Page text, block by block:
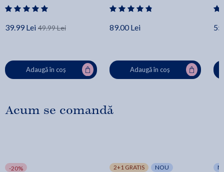
39.99 Lei 49.99 Lei
Adaugă în coș
89.00 Lei
Adaugă în coș
Acum se comandă
-20% 2+1 GRATIS NOU